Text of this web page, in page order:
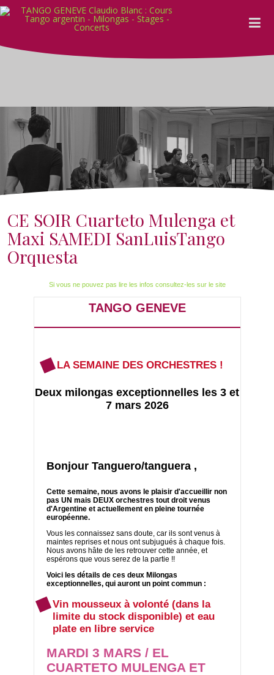
CE SOIR Cuarteto Mulenga et
Maxi SAMEDI SanLuisTango
Orquesta